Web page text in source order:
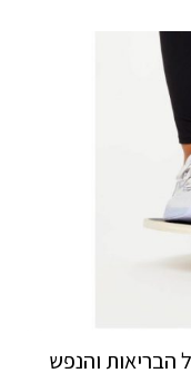
הבריאות והנפש